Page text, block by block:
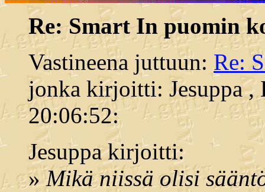
Re: Smart In puomin
Vastineena juttuun: Re:
jonka kirjoitti: Jesuppa ,
20:06:52:
Jesuppa kirjoitti:
»Mikä niissä olisi